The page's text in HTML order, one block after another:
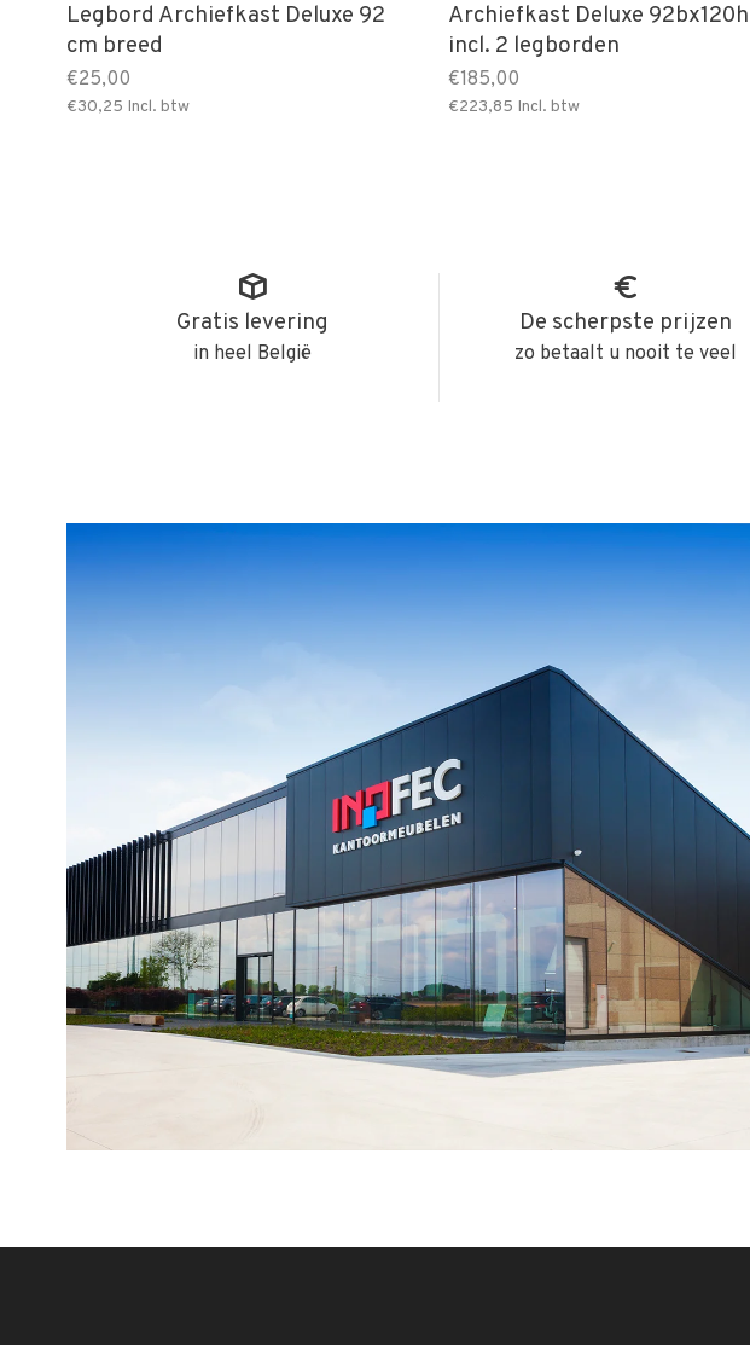
Legbord Archiefkast Deluxe 92
cm breed
€25,00
€30,25 Incl. btw
Archiefkast Deluxe 92bx120h
incl. 2 legborden
€185,00
€223,85 Incl. btw
Gratis levering
in heel België
De scherpste prijzen
zo betaalt u nooit te veel